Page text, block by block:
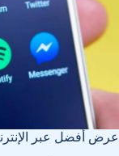
عرض أفضل عبر